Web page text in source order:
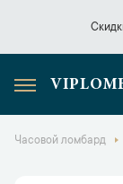
Часовой ломбард